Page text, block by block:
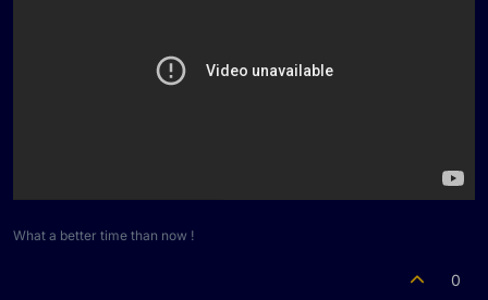
What a better time than now !
0